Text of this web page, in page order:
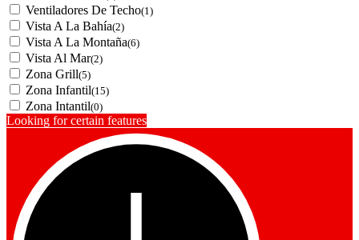
Ventiladores De Techo(1)
Vista A La Bahía(2)
Vista A La Montaña(6)
Vista Al Mar(2)
Zona Grill(5)
Zona Infantil(15)
Zona Intantil(0)
Looking for certain features